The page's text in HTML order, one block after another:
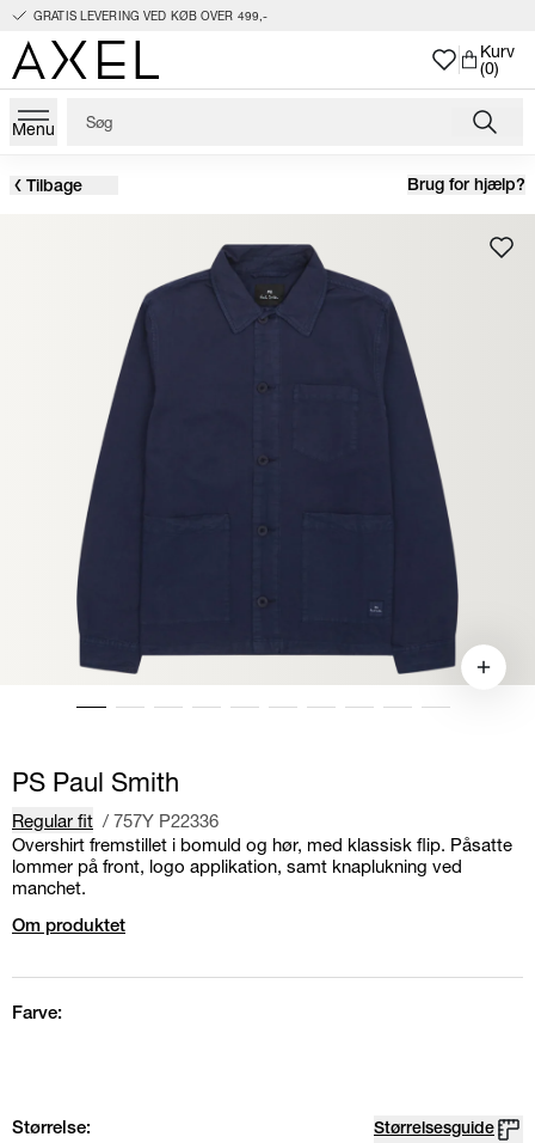
GRATIS LEVERING VED KØB OVER 499,-
Kurv
(0)
Menu
Tilbage Brug for hjælp?
PS Paul Smith
Regular fit / 757Y P22336
Overshirt fremstillet i bomuld og hør, med klassisk flip. Påsatte
lommer på front, logo applikation, samt knaplukning ved
manchet.
Om produktet
Farve:
Størrelse: Størrelsesguide